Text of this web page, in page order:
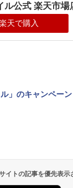
ル公式 楽天市場
天で購入
ル」のキャンペー
イトの記事を優先表示